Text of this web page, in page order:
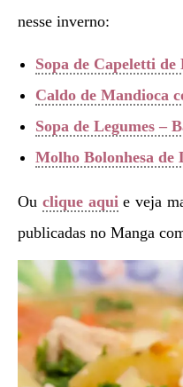
nesse inverno:
Sopa de Capeletti
Caldo de Mandioca
Sopa de Legumes –
Molho Bolonhesa de
Ou clique aqui e veja
publicadas no Manga